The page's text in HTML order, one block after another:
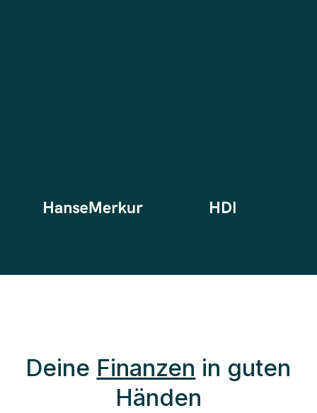
Deine Finanzen in guten
Händen